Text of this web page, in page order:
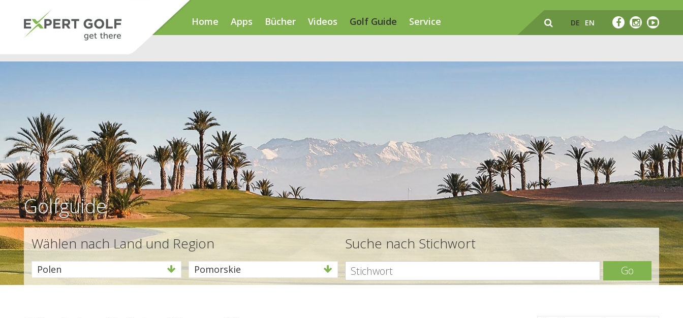
Home Apps Bücher Videos Golf Guide Service DE EN
Golfguide
Wählen nach Land und Region
Polen Pomorskie
Suche nach Stichwort
Go